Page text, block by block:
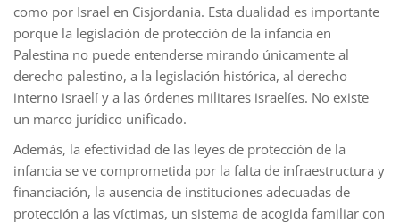
como por Israel en Cisjordania. Esta dualidad es importante
porque la legislación de protección de la infancia en
Palestina no puede entenderse mirando únicamente al
derecho palestino, a la legislación histórica, al derecho
interno israelí y a las órdenes militares israelíes. No existe
un marco jurídico unificado.
Además, la efectividad de las leyes de protección de la
infancia se ve comprometida por la falta de infraestructura y
financiación, la ausencia de instituciones adecuadas de
protección a las víctimas, un sistema de acogida familiar con